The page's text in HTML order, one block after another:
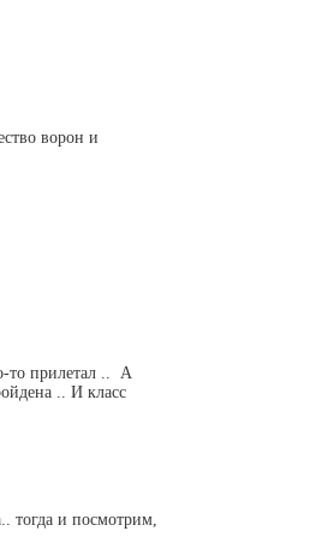
ворон и
то прилетал .. А
.. И класс
тогда и посмотрим,